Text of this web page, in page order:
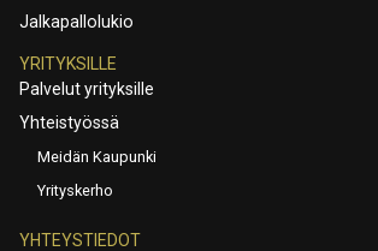
Jalkapallolukio
YRITYKSILLE
Palvelut yrityksille
Yhteistyössä
Meidän Kaupunki
Yrityskerho
YHTEYSTIEDOT